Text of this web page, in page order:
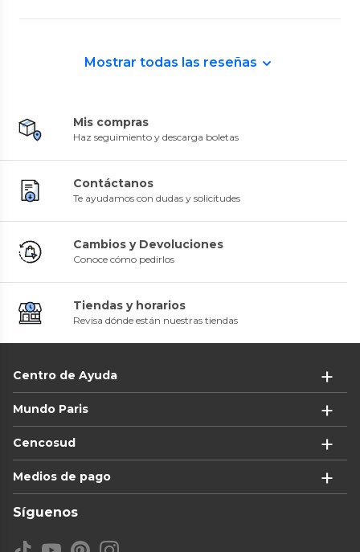
Mostrar todas las reseñas
Mis compras
Haz seguimiento y descarga boletas
Contáctanos
Te ayudamos con dudas y solicitudes
Cambios y Devoluciones
Conoce cómo pedirlos
Tiendas y horarios
Revisa dónde están nuestras tiendas
Centro de Ayuda
Mundo Paris
Cencosud
Medios de pago
Síguenos